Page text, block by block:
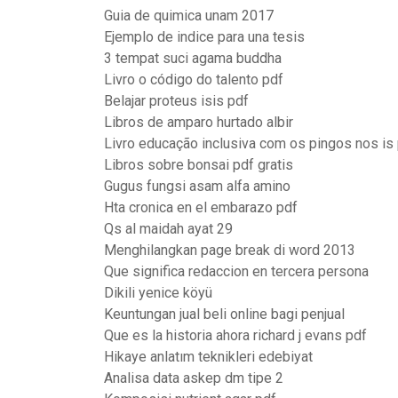
Guia de quimica unam 2017
Ejemplo de indice para una tesis
3 tempat suci agama buddha
Livro o código do talento pdf
Belajar proteus isis pdf
Libros de amparo hurtado albir
Livro educação inclusiva com os pingos nos is
Libros sobre bonsai pdf gratis
Gugus fungsi asam alfa amino
Hta cronica en el embarazo pdf
Qs al maidah ayat 29
Menghilangkan page break di word 2013
Que significa redaccion en tercera persona
Dikili yenice köyü
Keuntungan jual beli online bagi penjual
Que es la historia ahora richard j evans pdf
Hikaye anlatım teknikleri edebiyat
Analisa data askep dm tipe 2